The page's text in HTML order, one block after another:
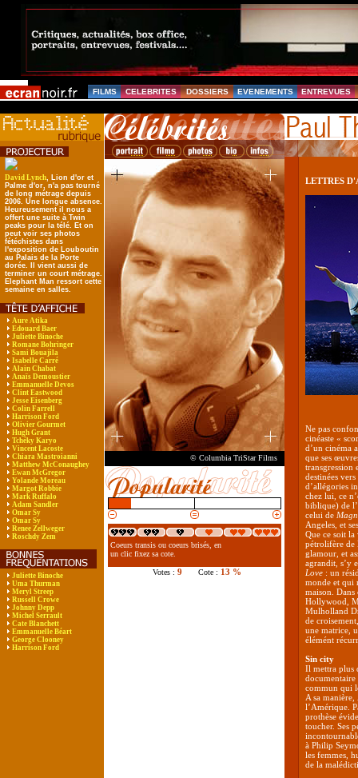
FILMS CELEBRITES DOSSIERS EVENEMENTS ENTREVUES
David Lynch, Lion d'or et
Palme d'or, n'a pas tourné
de long métrage depuis
2006. Une longue absence.
Heureusement il nous a
offert une suite à Twin
peaks pour la télé. Et on
peut voir ses photos
fétéchistes dans
l'exposition de Louboutin
au Palais de la Porte
dorée. Il vient aussi de
terminer un court métrage.
Elephant Man ressort cette
semaine en salles.
Aure Atika
Edouard Baer
Juliette Binoche
Romane Bohringer
Sami Bouajila
Isabelle Carré
Alain Chabat
Anaïs Demoustier
Emmanuelle Devos
Clint Eastwood
Jesse Eisenberg
Colin Farrell
Harrison Ford
Olivier Gourmet
Hugh Grant
Tchéky Karyo
Vincent Lacoste
Chiara Mastroianni
Matthew McConaughey
Ewan McGregor
Yolande Moreau
Margot Robbie
Mark Ruffalo
Adam Sandler
Omar Sy
Omar Sy
Renee Zellweger
Roschdy Zem
Juliette Binoche
Uma Thurman
Meryl Streep
Russell Crowe
Johnny Depp
Michel Serrault
Cate Blanchett
Emmanuelle Béart
George Clooney
Harrison Ford
© Columbia TriStar Films
Coeurs transis ou coeurs brisés, en
un clic fixez sa cote.
Votes : 9 Cote : 13 %
LETTRES
Ne pas
cinéaste «
d’un cinéma
que ses
transgression
destinées
d’allégories
chez lui, ce
biblique) de
celui de
Angeles, et
Que ce soit la
pétrolifère de
glamour, et
agrandit, s’y
Love : un
monde et qui
maison. Dans
Hollywood,
Mulholland
de
une matrice,
élémént
Sin city
Il mettra plus
commun qui
A sa manière,
l’Amérique.
prothèse
toucher. Ses
à Philip
les femmes,
de la